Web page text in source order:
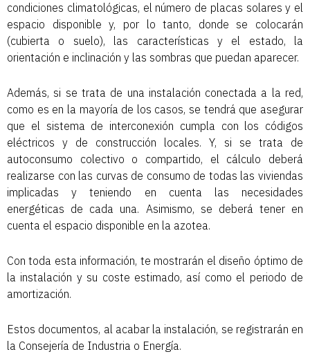
condiciones climatológicas, el número de placas solares y el
espacio disponible y, por lo tanto, donde se colocarán
(cubierta o suelo), las características y el estado, la
orientación e inclinación y las sombras que puedan aparecer.
Además, si se trata de una instalación conectada a la red,
como es en la mayoría de los casos, se tendrá que asegurar
que el sistema de interconexión cumpla con los códigos
eléctricos y de construcción locales. Y, si se trata de
autoconsumo colectivo o compartido, el cálculo deberá
realizarse con las curvas de consumo de todas las viviendas
implicadas y teniendo en cuenta las necesidades
energéticas de cada una. Asimismo, se deberá tener en
cuenta el espacio disponible en la azotea.
Con toda esta información, te mostrarán el diseño óptimo de
la instalación y su coste estimado, así como el periodo de
amortización.
Estos documentos, al acabar la instalación, se registrarán en
la Consejería de Industria o Energía.